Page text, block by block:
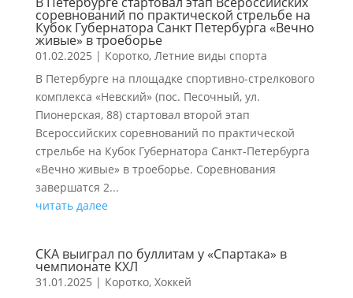
соревнований по практической стрельбе на
Кубок Губернатора Санкт Петербурга «Вечно
живые» в троеборье
01.02.2025 | Коротко, Летние виды спорта
В Петербурге на площадке спортивно-стрелкового
комплекса «Невский» (пос. Песочный, ул.
Пионерская, 88) стартовал второй этап
Всероссийских соревнований по практической
стрельбе на Кубок Губернатора Санкт‑Петербурга
«Вечно живые» в троеборье. Соревнования
завершатся 2...
читать далее
СКА выиграл по буллитам у «Спартака» в
чемпионате КХЛ
31.01.2025 | Коротко, Хоккей